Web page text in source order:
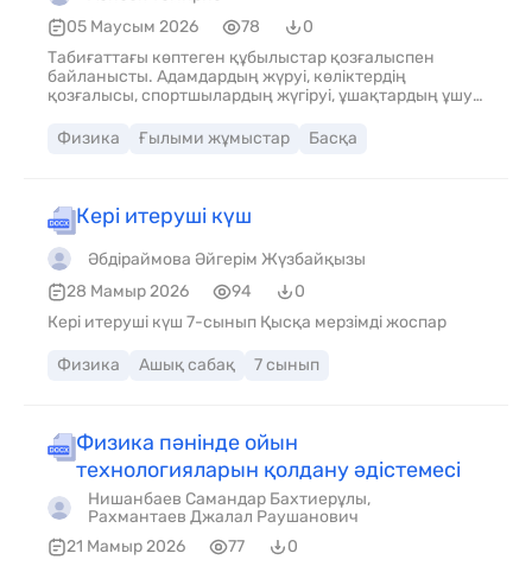
шамалардың өзара байланысын зерттеп,
параметрлерді өзгерту арқылы заңдылықтарды өз
бетімен анықтай алады. Интерактивті симуляторлар
оқушылардың қызығушылығын арттырып, түсініктерін
тереңдетуге ықпал етеді. Бұл зерттеушілік, сыни
етеді. Сонымен қатар, цифрлық ресурстар қашықтан
оқыту жағдайында білім сапасын сақтауға және STEM
мұғалімдер оқыту процесін тиімдірек және қызықты
ете алады.
05 Маусым 2026
78
0
Табиғаттағы көптеген құбылыстар қозғалыспен
байланысты. Адамдардың жүруі, көліктердің
қозғалысы, спортшылардың жүгіруі, ұшақтардың ұшуы
заңдардың ішіндегі ең маңыздысы – ағылшын ғалымы
Исаак Ньютон ашқан қозғалыс заңдары.
Физика Ғылыми жұмыстар Басқа
Кері итеруші күш
Әбдіраймова Әйгерім Жүзбайқызы
28 Мамыр 2026
94
0
Кері итеруші күш 7-сынып Қысқа мерзімді жоспар
Физика Ашық сабақ 7 сынып
Физика пәнінде ойын
технологияларын қолдану әдістемесі
Нишанбаев Самандар Бахтиерұлы,
Рахмантаев Джалал Раушанович
21 Мамыр 2026
77
0